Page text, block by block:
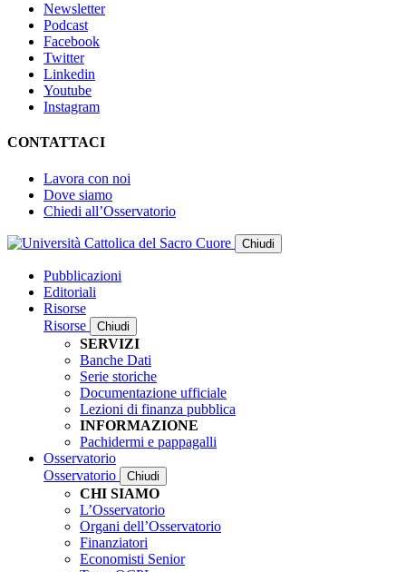
Newsletter
Podcast
Facebook
Twitter
Linkedin
Youtube
Instagram
CONTATTACI
Lavora con noi
Dove siamo
Chiedi all’Osservatorio
Chiudi
Pubblicazioni
Editoriali
Risorse
Risorse
Chiudi
SERVIZI
Banche Dati
Serie storiche
Documentazione ufficiale
Lezioni di finanza pubblica
INFORMAZIONE
Pachidermi e pappagalli
Osservatorio
Osservatorio
Chiudi
CHI SIAMO
L’Osservatorio
Organi dell’Osservatorio
Finanziatori
Economisti Senior